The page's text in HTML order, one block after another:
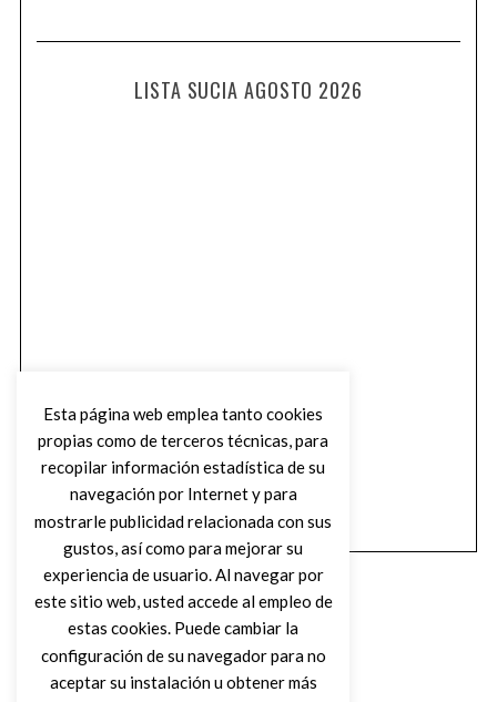
LISTA SUCIA AGOSTO 2026
Esta página web emplea tanto cookies
propias como de terceros técnicas, para
recopilar información estadística de su
navegación por Internet y para
mostrarle publicidad relacionada con sus
gustos, así como para mejorar su
experiencia de usuario. Al navegar por
este sitio web, usted accede al empleo de
estas cookies. Puede cambiar la
configuración de su navegador para no
aceptar su instalación u obtener más